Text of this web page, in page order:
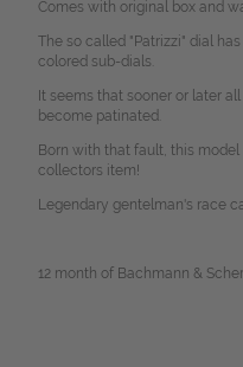
Comes with original box and
The so called "Patrizzi" dial
colored sub-dials.
It seems that sooner or later
become patinated.
Born with that fault, this
collectors item!
Legendary gentelman's race
12 month of Bachmann &